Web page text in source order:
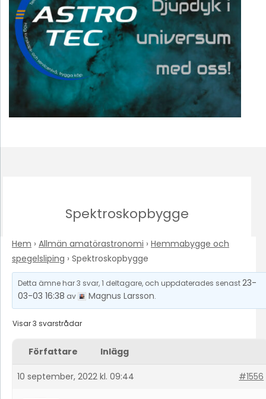
Spektroskopbygge
Hem › Allmän amatörastronomi › Hemmabygge och
spegelsliping › Spektroskopbygge
Detta ämne har 3 svar, 1 deltagare, och uppdaterades senast23-
03-03 16:38 av Magnus Larsson.
Visar 3 svarstrådar
Författare Inlägg
10 september, 2022 kl. 09:44 #1556